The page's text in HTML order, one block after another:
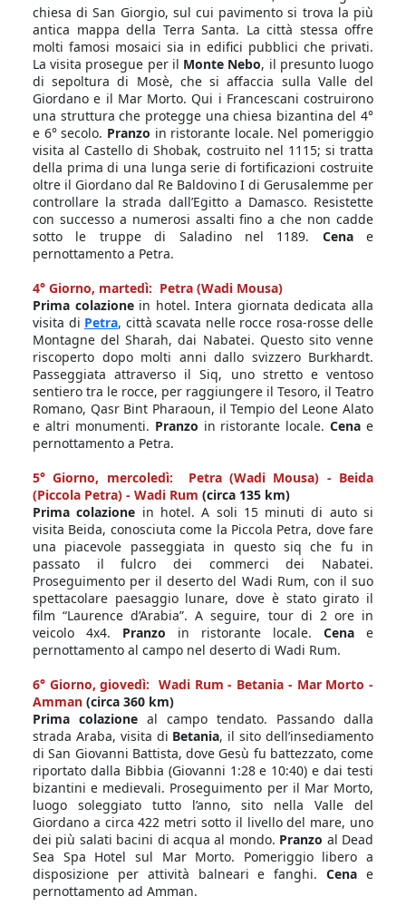
chiesa di San Giorgio, sul cui pavimento si trova la più
antica mappa della Terra Santa. La città stessa offre
molti famosi mosaici sia in edifici pubblici che privati.
La visita prosegue per il Monte Nebo, il presunto luogo
di sepoltura di Mosè, che si affaccia sulla Valle del
Giordano e il Mar Morto. Qui i Francescani costruirono
una struttura che protegge una chiesa bizantina del 4°
e 6° secolo. Pranzo in ristorante locale. Nel pomeriggio
visita al Castello di Shobak, costruito nel 1115; si tratta
della prima di una lunga serie di fortificazioni costruite
oltre il Giordano dal Re Baldovino I di Gerusalemme per
controllare la strada dall’Egitto a Damasco. Resistette
con successo a numerosi assalti fino a che non cadde
sotto le truppe di Saladino nel 1189. Cena e
pernottamento a Petra.
4° Giorno, martedì: Petra (Wadi Mousa)
Prima colazionein hotel. Intera giornata dedicata alla
visita di Petra, città scavata nelle rocce rosa-rosse delle
Montagne del Sharah, dai Nabatei. Questo sito venne
riscoperto dopo molti anni dallo svizzero Burkhardt.
Passeggiata attraverso il Siq, uno stretto e ventoso
sentiero tra le rocce, per raggiungere il Tesoro, il Teatro
Romano, Qasr Bint Pharaoun, il Tempio del Leone Alato
e altri monumenti. Pranzo in ristorante locale.Cena e
pernottamento a Petra.
5° Giorno, mercoledì: Petra (Wadi Mousa) - Beida
(Piccola Petra) - Wadi Rum (circa 135 km)
Prima colazione in hotel. A soli 15 minuti di auto si
visita Beida, conosciuta come la Piccola Petra, dove fare
una piacevole passeggiata in questo siq che fu in
passato il fulcro dei commerci dei Nabatei.
Proseguimento per il deserto del Wadi Rum, con il suo
spettacolare paesaggio lunare, dove è stato girato il
film “Laurence d’Arabia”. A seguire, tour di 2 ore in
veicolo 4x4. Pranzo in ristorante locale. Cena e
pernottamento al campo nel deserto di Wadi Rum.
6° Giorno, giovedì: Wadi Rum - Betania - Mar Morto -
Amman (circa 360 km)
Prima colazione al campo tendato. Passando dalla
strada Araba, visita di Betania, il sito dell’insediamento
di San Giovanni Battista, dove Gesù fu battezzato, come
riportato dalla Bibbia (Giovanni 1:28 e 10:40) e dai testi
bizantini e medievali. Proseguimento per il Mar Morto,
luogo soleggiato tutto l’anno, sito nella Valle del
Giordano a circa 422 metri sotto il livello del mare, uno
dei più salati bacini di acqua al mondo. Pranzo al Dead
Sea Spa Hotel sul Mar Morto. Pomeriggio libero a
disposizione per attività balneari e fanghi.Cenae
pernottamento ad Amman.